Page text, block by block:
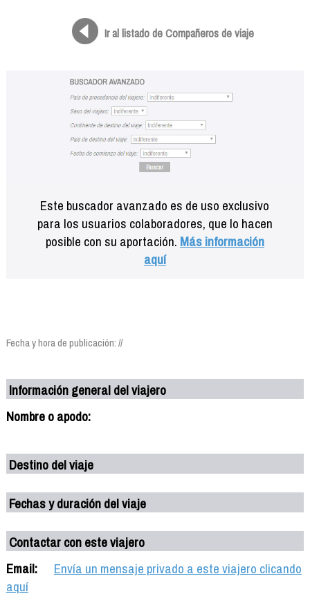
Ir al listado de Compañeros de viaje
Este buscador avanzado es de uso exclusivo
para los usuarios colaboradores, que lo hacen
posible con su aportación. Más información
aquí
Fecha y hora de publicación: //
Información general del viajero
Nombre o apodo:
Destino del viaje
Fechas y duración del viaje
Contactar con este viajero
Email:
Envía un mensaje privado a este viajero clicando
aquí